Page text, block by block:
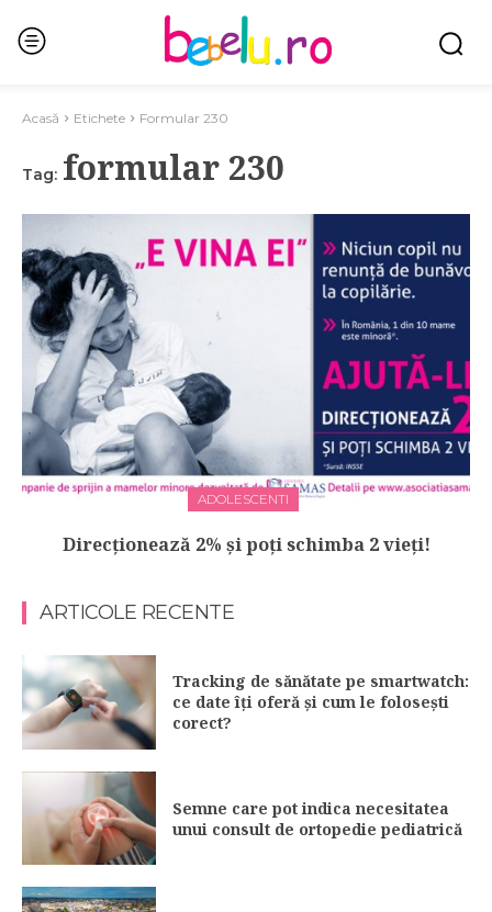
Acasă Etichete Formular 230
Tag: formular 230
ADOLESCENTI
Direcționează 2% și poți schimba 2 vieți!
ARTICOLE RECENTE
Tracking de sănătate pe smartwatch:
ce date îți oferă și cum le folosești
corect?
Semne care pot indica necesitatea
unui consult de ortopedie pediatrică